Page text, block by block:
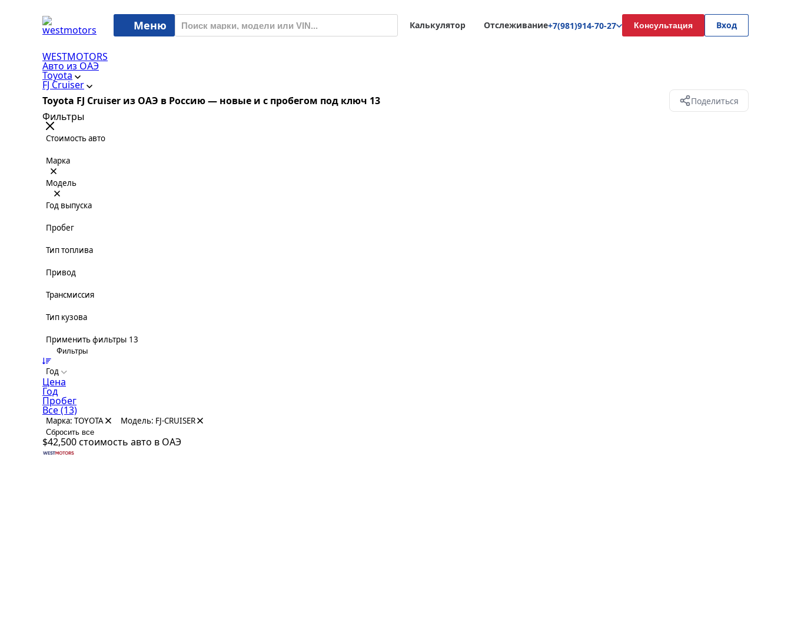
Меню Калькулятор Отслеживание+7(981)914-70-27 Консультация Вход
WESTMOTORS
Авто из ОАЭ
Toyota
FJ Cruiser
Toyota FJ Cruiser из ОАЭ в Россию — новые и с пробегом под ключ 13 Поделиться
Фильтры
Стоимость авто
Марка
Модель
Год выпуска
Пробег
Тип топлива
Привод
Трансмиссия
Тип кузова
Применить фильтры 13
Фильтры
Год
Цена
Год
Пробег
Все(13)
Марка: TOYOTA Модель: FJ-CRUISER
Сбросить все
$42,500стоимость авто в ОАЭ